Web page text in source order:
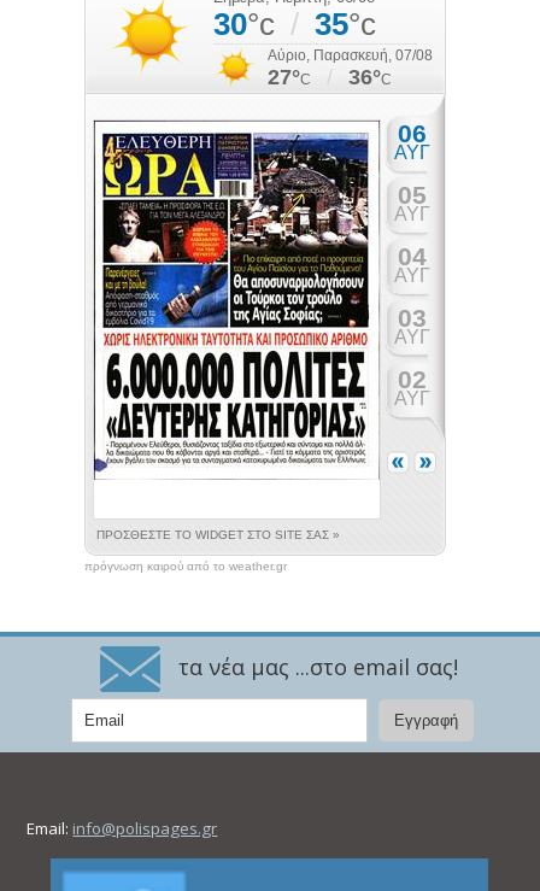
πρόγνωση καιρού από το weather.gr
τα νέα μας ...στο email σας!
Email: info@polispages.gr